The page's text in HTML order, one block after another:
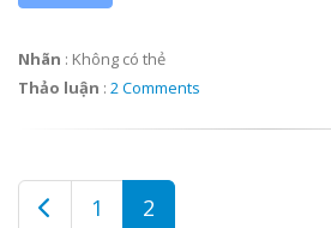
Nhãn : Không có thẻ
Thảo luận : 2 Comments
1 2